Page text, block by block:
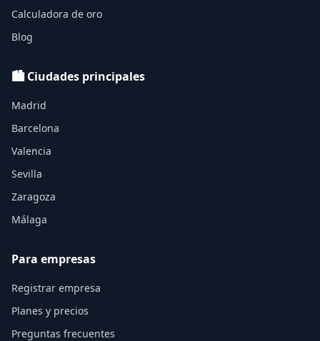
Calculadora de oro
Blog
🏙️ Ciudades principales
Madrid
Barcelona
Valencia
Sevilla
Zaragoza
Málaga
Para empresas
Registrar empresa
Planes y precios
Preguntas frecuentes